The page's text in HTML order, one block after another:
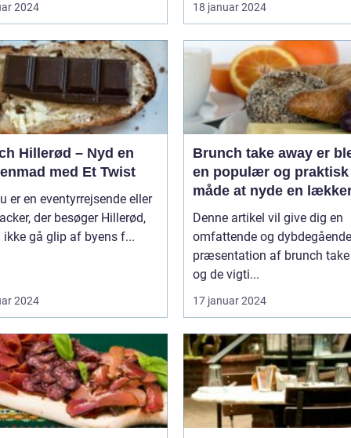
2024 18 januar 2024
Hillerød – Nyd en
med Et Twist
er en eventyrrejsende eller
der besøger Hillerød,
ikke gå glip af byens f...
2024
Brunch take away er
en populær og praktisk
måde at nyde en
brunchoplevelse på,
hvor man befinder sig
Denne artikel vil give dig en
omfattende og dybdegående
præsentation af brunch
og de vigti...
17 januar 2024